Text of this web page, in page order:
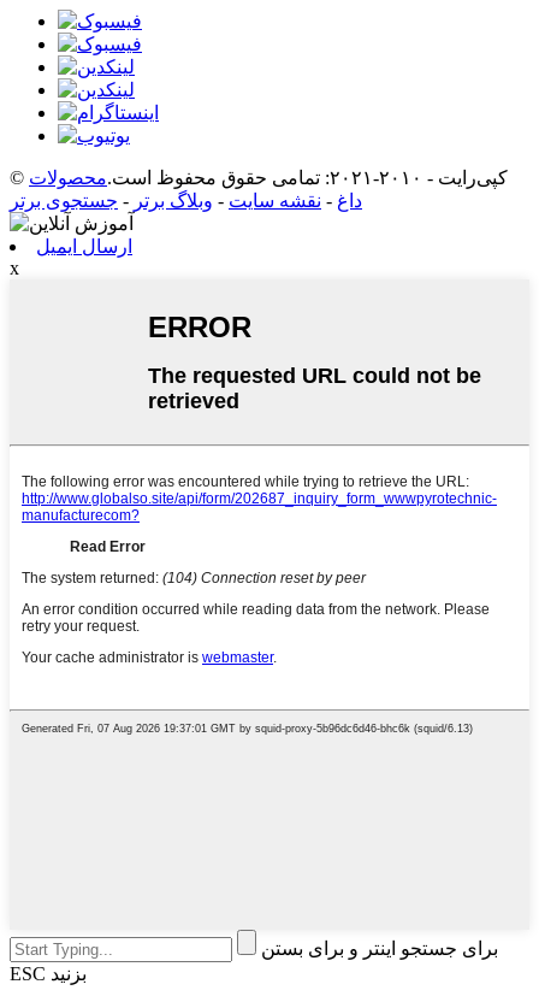
© کپی‌رایت - ۲۰۱۰-۲۰۲۱: تمامی حقوق محفوظ است.
محصولات
داغ - نقشه سایت - وبلاگ برتر - جستجوی برتر
ارسال ایمیل
x
برای جستجو اینتر و برای بستن
ESC بزنید